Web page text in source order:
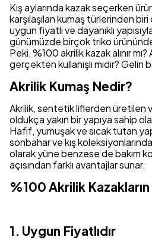
Kış aylarında kazak seçerken
karşılaşılan kumaş türlerinden
uygun fiyatlı ve dayanıklı
günümüzde birçok triko
Peki, %100 akrilik kazak alınır
gerçekten kullanışlı mıdır?
Akrilik Kumaş Nedir?
Akrilik, sentetik liflerden üretilen
oldukça yakın bir yapıya sahip
Hafif, yumuşak ve sıcak tutan
sonbahar ve kış
olarak yüne benzese de bakım
açısından farklı avantajlar sunar.
%100 Akrilik Kazakların
1. Uygun Fiyatlıdır